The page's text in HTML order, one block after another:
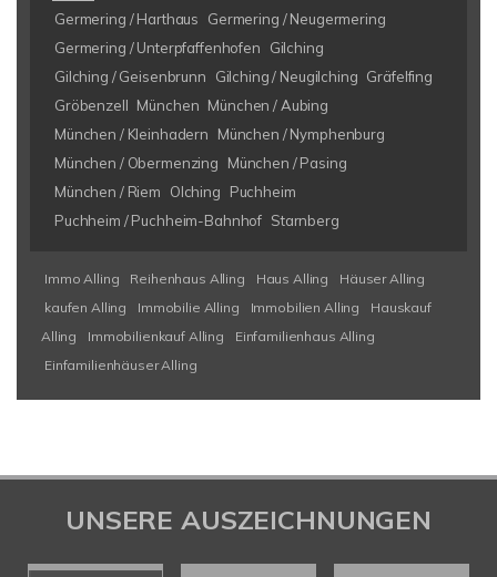
Germering / Harthaus
Germering / Neugermering
Germering / Unterpfaffenhofen
Gilching
Gilching / Geisenbrunn
Gilching / Neugilching Gräfelfing
Gröbenzell München München / Aubing
München / Kleinhadern
München / Nymphenburg
München / Obermenzing
München / Pasing
München / Riem
Olching
Puchheim
Puchheim / Puchheim-Bahnhof Starnberg
Immo Alling Reihenhaus Alling Haus Alling
Häuser Alling
kaufen Alling
Immobilie Alling Immobilien Alling
Hauskauf
Alling
Immobilienkauf Alling
Einfamilienhaus Alling
Einfamilienhäuser Alling
UNSERE AUSZEICHNUNGEN